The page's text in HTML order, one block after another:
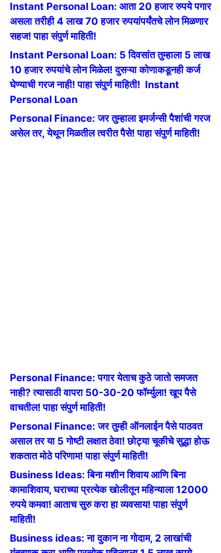
Instant Personal Loan: आता 20 हजार रुपये पगार
असला तरीही 4 लाख 70 हजार रुपयांपर्यंतचे लोन मिळणार
सहज! पाहा संपुर्ण माहिती!
Instant Personal Loan: 5 दिवसांत तुम्हाला 5 लाख
10 हजार रुपयांचे लोन मिळेल! दुसऱ्या कोणाकडूनही कर्ज
घेण्याची गरज नाही! पाहा संपुर्ण माहिती! Instant
Personal Loan
Personal Finance: जर तुम्हाला इमर्जन्सी पैशांची गरज
असेल तर, येथून मिळतील त्वरीत पैसे! पाहा संपुर्ण माहिती!
Personal Finance: पगार येताच कुठे जातो समजत
नाही? त्यासाठी वापरा 50-30-20 फॉर्म्युला! खूप पैसे
वाचतील! पाहा संपुर्ण माहिती!
Personal Finance: जर तुम्ही ऑनलाईन पैसे पाठवत
असाल तर या 5 गोष्टी लक्षात ठेवा! छोट्या चूकीचे सुद्धा होऊ
शकतात मोठे परिणाम! पाहा संपुर्ण माहिती!
Business Ideas: बिना मशीन शिवाय आणि बिना
कामाशिवाय, घराच्या प्रत्येक खोलीतून महिन्याला 12000
रुपये कमवा! आताच सुरु करा हा व्यवसाय! पाहा संपुर्ण
माहिती!
Business ideas: ना दुकान ना गोदाम, 2 लाखांची